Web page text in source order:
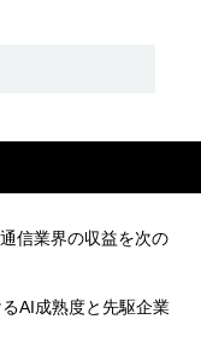
信業界の収益を次の
AI成熟度と先駆企業